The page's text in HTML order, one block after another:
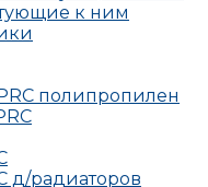
к ним
полипропилен
д/радиаторов